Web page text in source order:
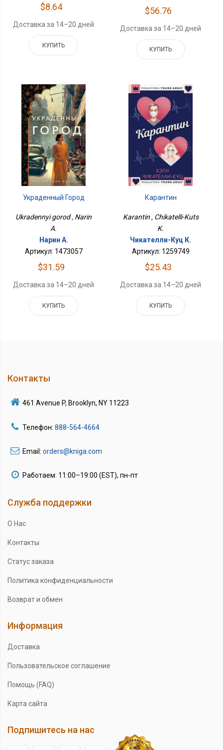
$8.64
Доставка за 14–20 дней
КУПИТЬ
$56.76
Доставка за 14–20 дней
КУПИТЬ
Украденный Город
Ukradennyi gorod , Narin
A.
Нарин А.
Артикул: 1473057
$31.59
Доставка за 14–20 дней
КУПИТЬ
Карантин
Karantin , Chikatelli-Kuts
K.
Чикателли-Куц К.
Артикул: 1259749
$25.43
Доставка за 14–20 дней
КУПИТЬ
Контакты
461 Avenue P, Brooklyn, NY 11223
Телефон: 888-564-4664
Email: orders@kniga.com
Работаем: 11:00–19:00 (EST), пн-пт
Служба поддержки
О Нас
Контакты
Статус заказа
Политика конфиденциальности
Возврат и обмен
Информация
Доставка
Пользовательское соглашение
Помощь (FAQ)
Карта сайта
Подпишитесь на нас